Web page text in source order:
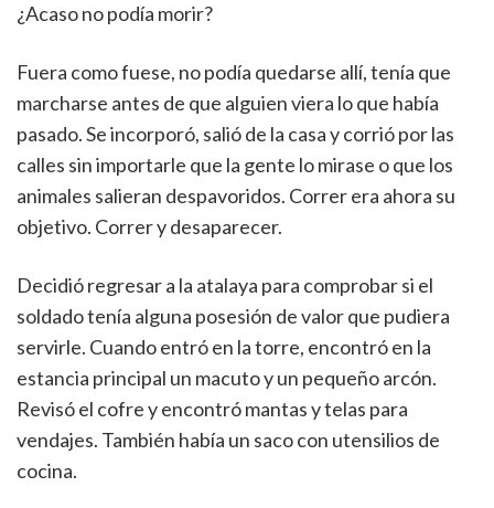
¿Acaso no podía morir?
Fuera como fuese, no podía quedarse allí, tenía que
marcharse antes de que alguien viera lo que había
pasado. Se incorporó, salió de la casa y corrió por las
calles sin importarle que la gente lo mirase o que los
animales salieran despavoridos. Correr era ahora su
objetivo. Correr y desaparecer.
Decidió regresar a la atalaya para comprobar si el
soldado tenía alguna posesión de valor que pudiera
servirle. Cuando entró en la torre, encontró en la
estancia principal un macuto y un pequeño arcón.
Revisó el cofre y encontró mantas y telas para
vendajes. También había un saco con utensilios de
cocina.